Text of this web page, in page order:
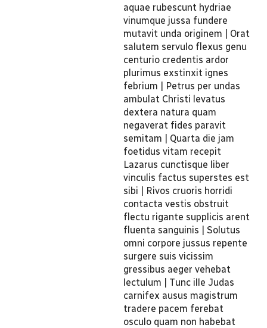
aquae rubescunt hydriae
vinumque jussa fundere
mutavit unda originem | Orat
salutem servulo flexus genu
centurio credentis ardor
plurimus exstinxit ignes
febrium | Petrus per undas
ambulat Christi levatus
dextera natura quam
negaverat fides paravit
semitam | Quarta die jam
foetidus vitam recepit
Lazarus cunctisque liber
vinculis factus superstes est
sibi | Rivos cruoris horridi
contacta vestis obstruit
flectu rigante supplicis arent
fluenta sanguinis | Solutus
omni corpore jussus repente
surgere suis vicissim
gressibus aeger vehebat
lectulum | Tunc ille Judas
carnifex ausus magistrum
tradere pacem ferebat
osculo quam non habebat